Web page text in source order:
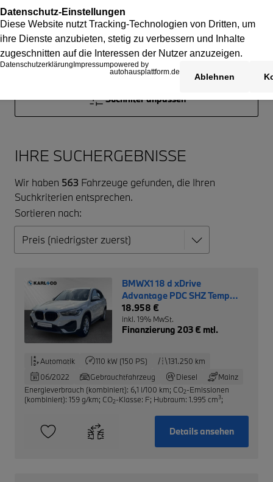
Suchfilter anpassen
IHRE SUCHERGEBNISSE
Wir haben 563 Fahrzeuge gefunden, die Ihren
Suchkriterien entsprechen.
Sortieren nach:
BMWX1 18 d xDrive
Advantage PDC SHZ Temp
Klima DAB
18.958 €
inkl. 19% MwSt.
Finanzierung 203 € mtl.
Automatik 110 kW (150 PS)
131.250 km
06/2022
Gebrauchtfahrzeug Diesel
Mainz
Energieverbrauch (kombiniert): 6,1 l/100 km; CO2-Emissionen
(kombiniert): 159 g/km; CO2-Klasse: F; Hubraum: 1.995 cm3;
Details ansehen